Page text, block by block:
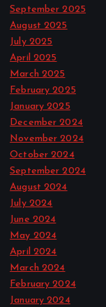
September 2025
August 2025
July 2025
April 2025
March 2025
February 2025
January 2025
December 2024
November 2024
October 2024
September 2024
August 2024
July 2024
June 2024
May 2024
April 2024
March 2024
February 2024
January 2024